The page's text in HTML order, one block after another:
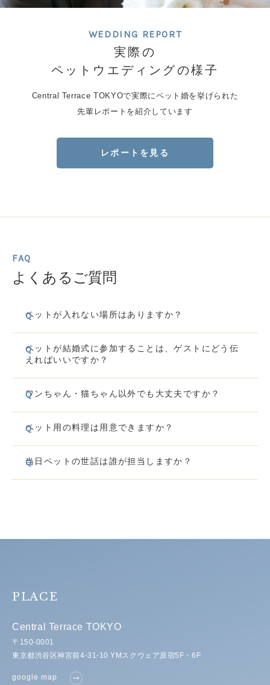
WEDDING REPORT
実際の
ペットウエディングの様子
Central Terrace TOKYOで実際にペット婚を挙げられた
先輩レポートを紹介しています
レポートを見る
FAQ
よくあるご質問
ペットが入れない場所はありますか？
ペットが結婚式に参加することは、ゲストにどう伝
えればいいですか？
ワンちゃん・猫ちゃん以外でも大丈夫ですか？
ペット用の料理は用意できますか？
当日ペットの世話は誰が担当しますか？
PLACE
Central Terrace TOKYO
〒150-0001
東京都渋谷区神宮前4-31-10 YMスクウェア原宿5F・6F
google map